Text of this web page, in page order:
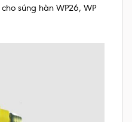
cho súng hàn WP26, WP